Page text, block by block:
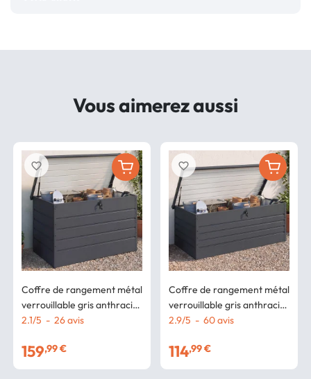
Vous aimerez aussi
Coffre de rangement métal
verrouillable gris anthracite
pour jardin 810L
2.1/5 - 26avis
159,99 €
favorite_border
Coffre de rangement métal
verrouillable gris anthracite
pour jardin 600L
2.9/5 - 60avis
114,99 €
favorite_border